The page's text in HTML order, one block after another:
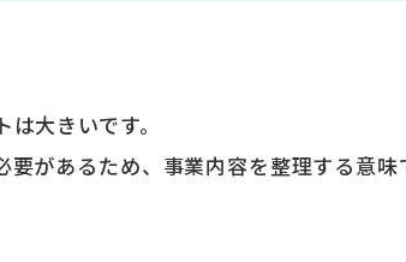
大きいです。
があるため、事業内容を整理する意